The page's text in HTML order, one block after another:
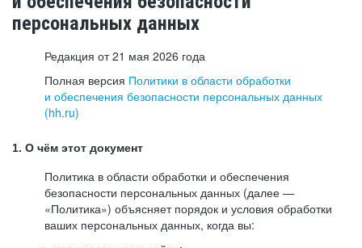
персональных данных
Редакция от 21 мая 2026 года
Полная версия Политики в области обработки
и обеспечения безопасности персональных данных
(hh.ru)
1. О чём этот документ
Политика в области обработки и обеспечения
безопасности персональных данных (далее —
«Политика») объясняет порядок и условия обработки
ваших персональных данных, когда вы: